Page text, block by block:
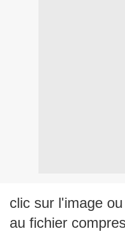
clic sur l'image
au fichier